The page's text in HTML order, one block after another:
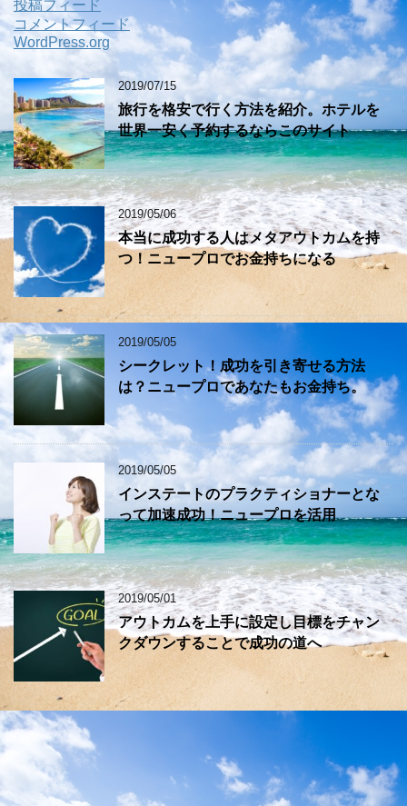
投稿フィード
コメントフィード
WordPress.org
2019/07/15
旅行を格安で行く方法を紹介。ホテルを
世界一安く予約するならこのサイト
2019/05/06
本当に成功する人はメタアウトカムを持
つ！ニュープロでお金持ちになる
2019/05/05
シークレット！成功を引き寄せる方法
は？ニュープロであなたもお金持ち。
2019/05/05
インステートのプラクティショナーとな
って加速成功！ニュープロを活用
2019/05/01
アウトカムを上手に設定し目標をチャン
クダウンすることで成功の道へ